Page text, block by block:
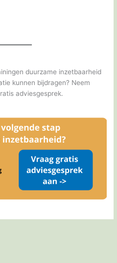
duurzame inzetbaarheid
kunnen bijdragen? Neem
adviesgesprek.